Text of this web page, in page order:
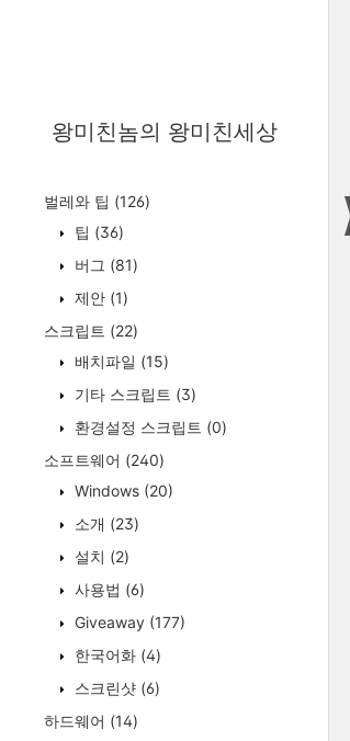
왕미친놈의 왕미친세상
벌레와 팁 (126)
팁 (36)
버그 (81)
제안 (1)
스크립트 (22)
배치파일 (15)
기타 스크립트 (3)
환경설정 스크립트 (0)
소프트웨어 (240)
Windows (20)
소개 (23)
설치 (2)
사용법 (6)
Giveaway (177)
한국어화 (4)
스크린샷 (6)
하드웨어 (14)